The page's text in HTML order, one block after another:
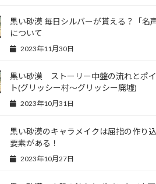
黒い砂漠 毎日シルバーが貰える？「名
について
2023年11月30日
黒い砂漠 ストーリー中盤の流れとポ
ト(グリッシー村～グリッシー廃墟)
2023年10月31日
黒い砂漠のキャラメイクは屈指の作り
要素がある！
2023年10月27日